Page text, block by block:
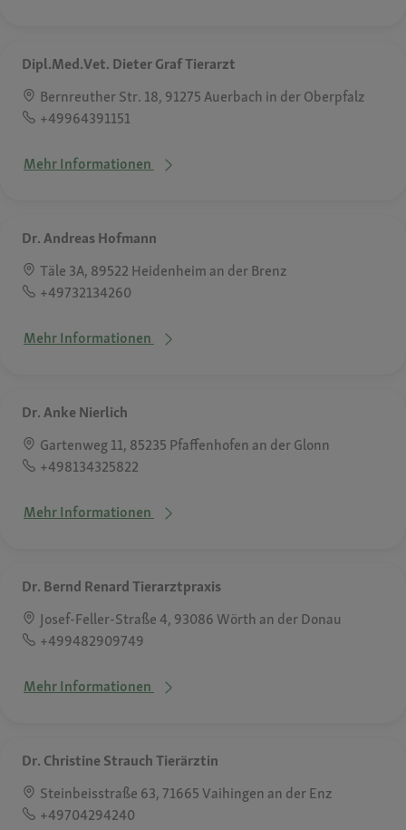
Dipl.Med.Vet. Dieter Graf Tierarzt
Bernreuther Str. 18, 91275 Auerbach in der Oberpfalz
+49964391151
Mehr Informationen
Dr. Andreas Hofmann
Täle 3A, 89522 Heidenheim an der Brenz
+49732134260
Mehr Informationen
Dr. Anke Nierlich
Gartenweg 11, 85235 Pfaffenhofen an der Glonn
+498134325822
Mehr Informationen
Dr. Bernd Renard Tierarztpraxis
Josef-Feller-Straße 4, 93086 Wörth an der Donau
+499482909749
Mehr Informationen
Dr. Christine Strauch Tierärztin
Steinbeisstraße 63, 71665 Vaihingen an der Enz
+49704294240